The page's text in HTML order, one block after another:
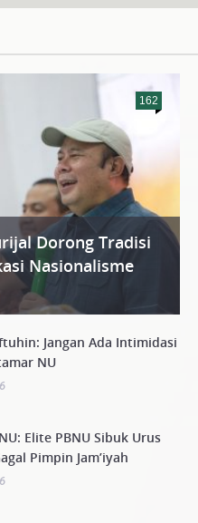
162
Dorong Tradisi
Nasionalisme
Jangan Ada Intimidasi
NU
Elite PBNU Sibuk Urus
Pimpin Jam’iyah